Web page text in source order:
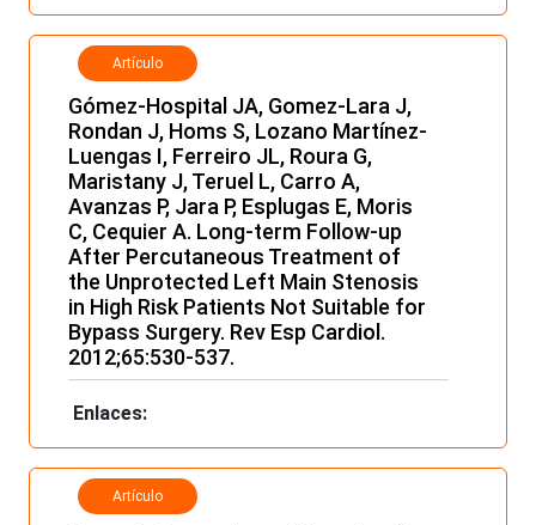
Artículo
Gómez-Hospital JA, Gomez-Lara J,
Rondan J, Homs S, Lozano Martínez-
Luengas I, Ferreiro JL, Roura G,
Maristany J, Teruel L, Carro A,
Avanzas P, Jara P, Esplugas E, Moris
C, Cequier A. Long-term Follow-up
After Percutaneous Treatment of
the Unprotected Left Main Stenosis
in High Risk Patients Not Suitable for
Bypass Surgery. Rev Esp Cardiol.
2012;65:530-537.
Enlaces:
Artículo